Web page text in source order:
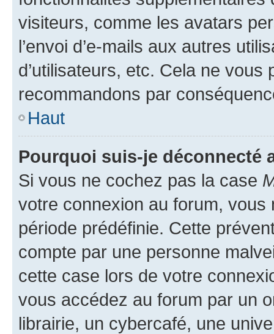
visiteurs, comme les avatars
l’envoi d’e-mails aux autres
d’utilisateurs, etc. Cela ne vous
recommandons par
Haut
Pourquoi suis-je déconnecté
Si vous ne cochez pas la case
votre connexion au forum,
période prédéfinie. Cette
compte par une personne
cette case lors de votre
vous accédez au forum par un
librairie, un cybercafé, une